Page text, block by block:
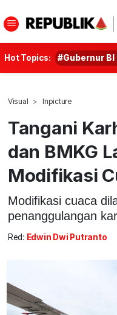
Hot Topics: #Gubernur
Visual Inpicture
Tangani
dan BMKG
Modifikasi
Modifikasi cuaca
penanggulangan
Red: Edwin Dwi Putranto